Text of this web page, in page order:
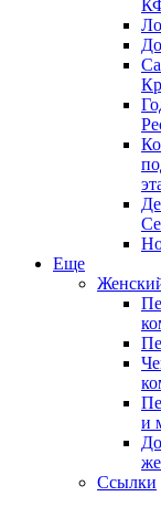
Еще
и
Ссылки